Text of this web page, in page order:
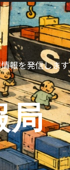
報を発信します
局